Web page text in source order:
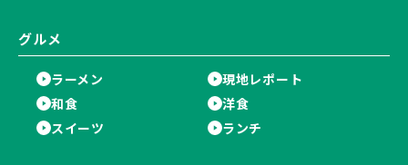
グルメ
ラーメン
現地レポート
和食
洋食
スイーツ
ランチ